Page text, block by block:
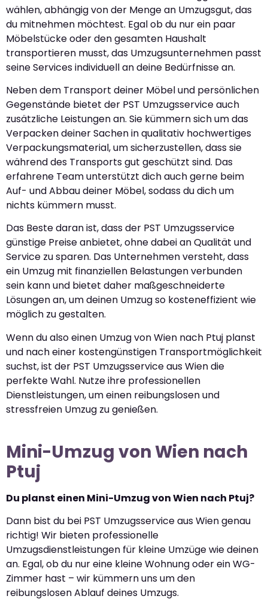
wählen, abhängig von der Menge an Umzugsgut, das
du mitnehmen möchtest. Egal ob du nur ein paar
Möbelstücke oder den gesamten Haushalt
transportieren musst, das Umzugsunternehmen passt
seine Services individuell an deine Bedürfnisse an.
Neben dem Transport deiner Möbel und persönlichen
Gegenstände bietet der PST Umzugsservice auch
zusätzliche Leistungen an. Sie kümmern sich um das
Verpacken deiner Sachen in qualitativ hochwertiges
Verpackungsmaterial, um sicherzustellen, dass sie
während des Transports gut geschützt sind. Das
erfahrene Team unterstützt dich auch gerne beim
Auf- und Abbau deiner Möbel, sodass du dich um
nichts kümmern musst.
Das Beste daran ist, dass der PST Umzugsservice
günstige Preise anbietet, ohne dabei an Qualität und
Service zu sparen. Das Unternehmen versteht, dass
ein Umzug mit finanziellen Belastungen verbunden
sein kann und bietet daher maßgeschneiderte
Lösungen an, um deinen Umzug so kosteneffizient wie
möglich zu gestalten.
Wenn du also einen Umzug von Wien nach Ptuj planst
und nach einer kostengünstigen Transportmöglichkeit
suchst, ist der PST Umzugsservice aus Wien die
perfekte Wahl. Nutze ihre professionellen
Dienstleistungen, um einen reibungslosen und
stressfreien Umzug zu genießen.
Mini-Umzug von Wien nach
Ptuj
Du planst einen Mini-Umzug von Wien nach Ptuj?
Dann bist du bei PST Umzugsservice aus Wien genau
richtig! Wir bieten professionelle
Umzugsdienstleistungen für kleine Umzüge wie deinen
an. Egal, ob du nur eine kleine Wohnung oder ein WG-
Zimmer hast – wir kümmern uns um den
reibungslosen Ablauf deines Umzugs.